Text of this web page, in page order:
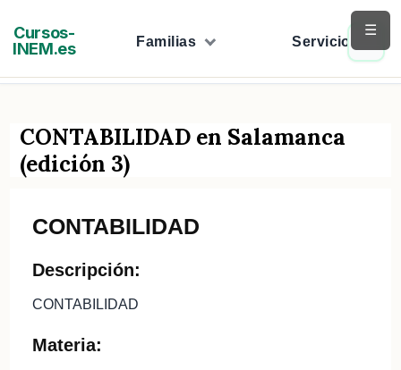
contenido
Cursos-
INEM.es
Familias Servicios
CONTABILIDAD en Salamanca
(edición 3)
CONTABILIDAD
Descripción:
CONTABILIDAD
Materia:
☰